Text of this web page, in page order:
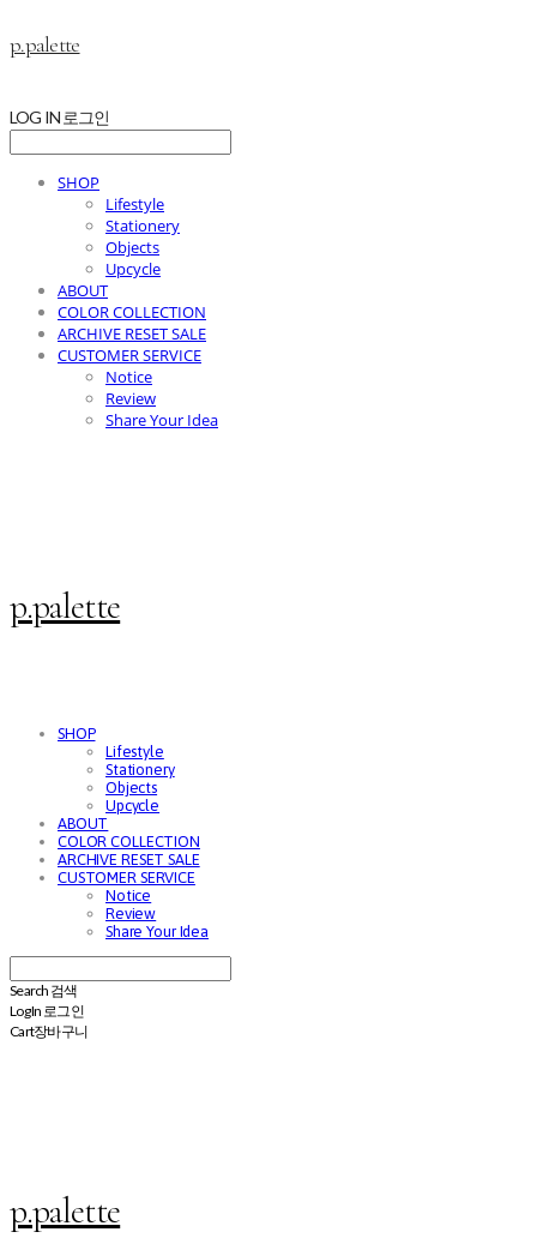
p.palette
LOG IN 로그인
SHOP
Lifestyle
Stationery
Objects
Upcycle
ABOUT
COLOR COLLECTION
ARCHIVE RESET SALE
CUSTOMER SERVICE
Notice
Review
Share Your Idea
p.palette
SHOP
Lifestyle
Stationery
Objects
Upcycle
ABOUT
COLOR COLLECTION
ARCHIVE RESET SALE
CUSTOMER SERVICE
Notice
Review
Share Your Idea
Search 검색
Log In 로그인
Cart장바구니
p.palette